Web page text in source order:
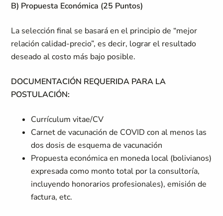
B) Propuesta Económica (25 Puntos)
La selección final se basará en el principio de “mejor
relación calidad-precio”, es decir, lograr el resultado
deseado al costo más bajo posible.
DOCUMENTACIÓN REQUERIDA PARA LA
POSTULACIÓN:
Currículum vitae/CV
Carnet de vacunación de COVID con al menos las
dos dosis de esquema de vacunación
Propuesta económica en moneda local (bolivianos)
expresada como monto total por la consultoría,
incluyendo honorarios profesionales), emisión de
factura, etc.